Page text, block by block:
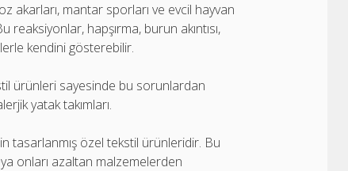
akarları, mantar sporları ve evcil hayvan
hapşırma, burun akıntısı,
kendini gösterebilir.
ürünleri sayesinde bu sorunlardan
yatak takımları.
tasarlanmış özel tekstil ürünleridir. Bu
onları azaltan malzemelerden